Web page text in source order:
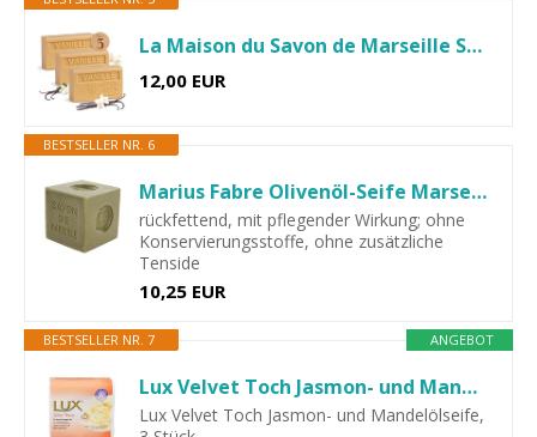
La Maison du Savon de Marseille Seife Vanille 3 x 125g mit Bio...
12,00 EUR
BESTSELLER NR. 6
Marius Fabre Olivenöl-Seife Marseille Würfelseife 400g Serie...
rückfettend, mit pflegender Wirkung; ohne
Konservierungsstoffe, ohne zusätzliche
Tenside
10,25 EUR
ANGEBOT
BESTSELLER NR. 7
Lux Velvet Toch Jasmon- und Mandelölseife, 3 Stück
Lux Velvet Toch Jasmon- und Mandelölseife,